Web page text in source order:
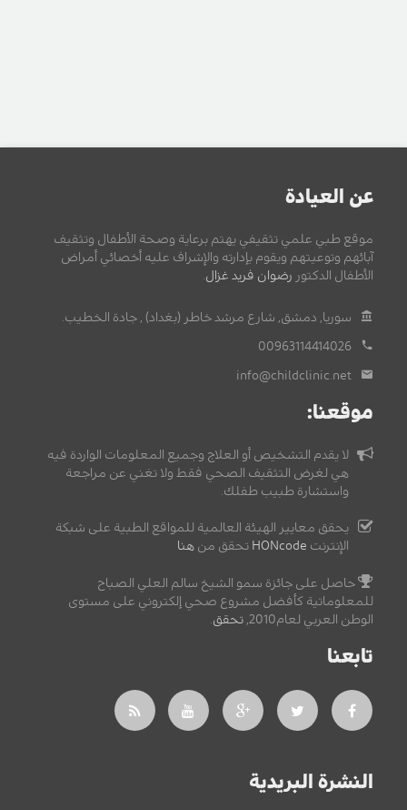
عن العيادة
موقع طبي علمي تثقيفي يهتم برعاية وصحة الأطفال وتثقيف
آبائهم وتوعيتهم ويقوم بإدارته والإشراف عليه أخصائي أمراض
الأطفال الدكتور رضوان فريد غزال.
سوريا, دمشق, شارع مرشد خاطر (بغداد) , جادة الخطيب.
00963114414026
info@childclinic.net
موقعنا:
لا يقدم التشخيص أو العلاج وجميع المعلومات الواردة فيه
هي لغرض التثقيف الصحي فقط ولا تغني عن مراجعة
واستشارة طبيب طفلك.
يحقق معايير الهيئة العالمية للمواقع الطبية على شبكة
الإنترنت HONcode تحقق من هنا
حاصل على جائزة سمو الشيخ سالم العلي الصباح
للمعلوماتية كأفضل مشروع صحي إلكتروني على مستوى
الوطن العربي لعام2010,
تحقق.
تابعنا
النشرة البريدية